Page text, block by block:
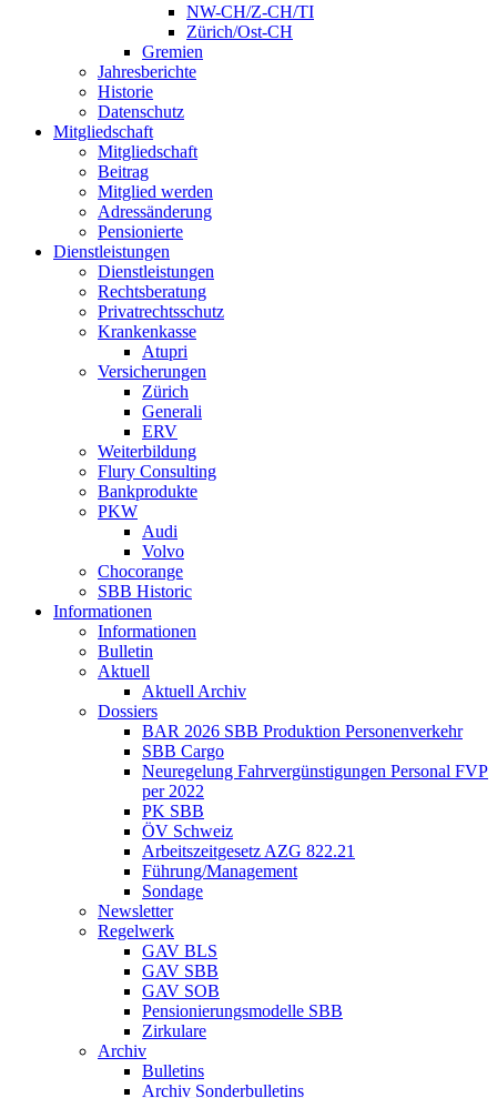
NW-CH/Z-CH/TI
Zürich/Ost-CH
Gremien
Jahresberichte
Historie
Datenschutz
Mitgliedschaft
Mitgliedschaft
Beitrag
Mitglied werden
Adressänderung
Pensionierte
Dienstleistungen
Dienstleistungen
Rechtsberatung
Privatrechtsschutz
Krankenkasse
Atupri
Versicherungen
Zürich
Generali
ERV
Weiterbildung
Flury Consulting
Bankprodukte
PKW
Audi
Volvo
Chocorange
SBB Historic
Informationen
Informationen
Bulletin
Aktuell
Aktuell Archiv
Dossiers
BAR 2026 SBB Produktion Personenverkehr
SBB Cargo
Neuregelung Fahrvergünstigungen Personal FVP
per 2022
PK SBB
ÖV Schweiz
Arbeitszeitgesetz AZG 822.21
Führung/Management
Sondage
Newsletter
Regelwerk
GAV BLS
GAV SBB
GAV SOB
Pensionierungsmodelle SBB
Zirkulare
Archiv
Bulletins
Archiv Sonderbulletins